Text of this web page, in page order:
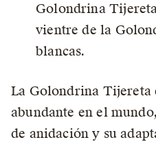
Golondrina
vientre de la
blancas.
La Golondrina Tijereta
abundante en el
de anidación y su